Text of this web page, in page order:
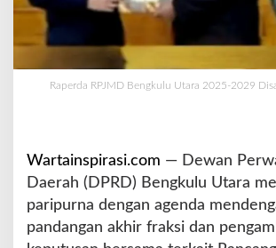
U
a
5
-
2
0
Raperda RPJMD Bengkulu Utara 2025-2029
Wartainspirasi.com — Dewan
Daerah (DPRD) Bengkulu Utara
paripurna dengan agenda
pandangan akhir fraksi dan